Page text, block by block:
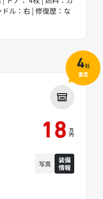
ル：右 | 修復歴：な
18 万
円
写真
装備
情報
4社
査定